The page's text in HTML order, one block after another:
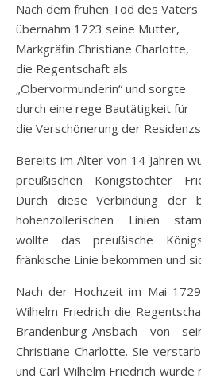
Nach dem frühen Tod des Vaters
übernahm 1723 seine Mutter,
Markgräfin Christiane Charlotte,
die Regentschaft als
„Obervormunderin“ und sorgte
durch eine rege Bautätigkeit für
die Verschönerung der
Bereits im Alter von 14 Jahren
preußischen Königstochter
Durch diese Verbindung der
hohenzollerischen Linien
wollte das preußische
fränkische Linie bekommen und
Nach der Hochzeit im Mai
Wilhelm Friedrich die
Brandenburg-Ansbach von
Christiane Charlotte. Sie
und Carl Wilhelm Friedrich